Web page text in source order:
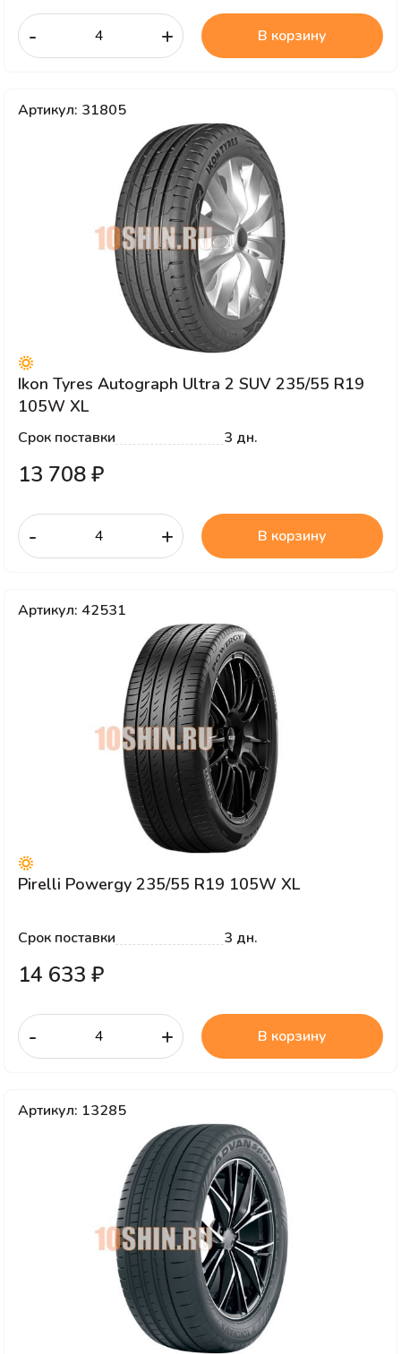
- + В корзину
Артикул: 31805
Ikon Tyres Autograph Ultra 2 SUV 235/55 R19
105W XL
Срок поставки 3 дн.
13 708 ₽
- + В корзину
Артикул: 42531
Pirelli Powergy 235/55 R19 105W XL
Срок поставки 3 дн.
14 633 ₽
- + В корзину
Артикул: 13285